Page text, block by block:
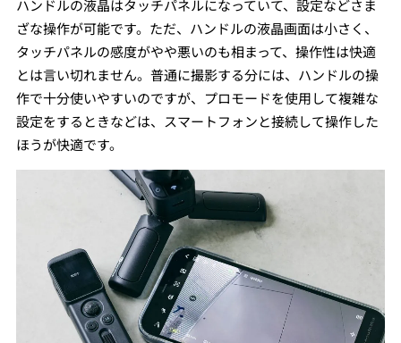
ハンドルの液晶はタッチパネルになっていて、設定などさま
ざな操作が可能です。ただ、ハンドルの液晶画面は小さく、
タッチパネルの感度がやや悪いのも相まって、操作性は快適
とは言い切れません。普通に撮影する分には、ハンドルの操
作で十分使いやすいのですが、プロモードを使用して複雑な
設定をするときなどは、スマートフォンと接続して操作した
ほうが快適です。